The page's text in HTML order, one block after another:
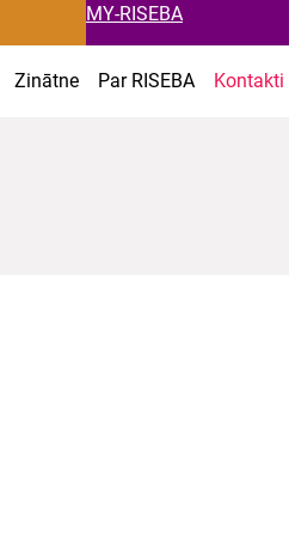
MY-RISEBA
Zinātne Par RISEBA Kontakti